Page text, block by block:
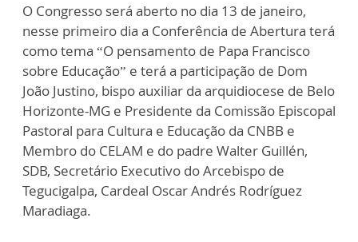
O Congresso será aberto no dia 13 de janeiro,
nesse primeiro dia a Conferência de Abertura terá
como tema “O pensamento de Papa Francisco
sobre Educação” e terá a participação de Dom
João Justino, bispo auxiliar da arquidiocese de Belo
Horizonte-MG e Presidente da Comissão Episcopal
Pastoral para Cultura e Educação da CNBB e
Membro do CELAM e do padre Walter Guillén,
SDB, Secretário Executivo do Arcebispo de
Tegucigalpa, Cardeal Oscar Andrés Rodríguez
Maradiaga.